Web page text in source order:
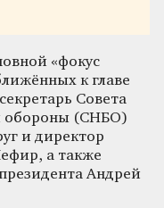
«фокус
к главе
Совета
обороны (СНБО)
и директор
а также
Андрей